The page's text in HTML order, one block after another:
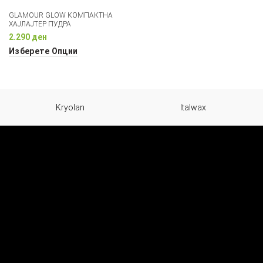
GLAMOUR GLOW КОМПАКТНА
ХАЈЛАЈТЕР ПУДРА
2.290 ден
Изберете Опции
Kryolan Italwax